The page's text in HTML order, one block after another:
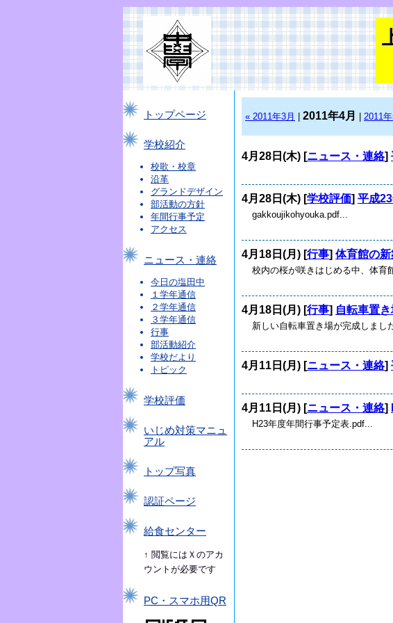
トップページ
学校紹介
校歌・校章
沿革
グランドデザイン
部活動の方針
年間行事予定
アクセス
ニュース・連絡
今日の塩田中
１学年通信
２学年通信
３学年通信
行事
部活動紹介
学校だより
トピック
学校評価
いじめ対策マニュ
アル
トップ写真
認証ページ
給食センター
↑ 閲覧にはＸのアカ
ウントが必要です
PC・スマホ用QR
« 2011年3月 2011年4月 2011
4月28日(木) [ニュース・連絡]
4月28日(木) [学校評価] 平成
gakkoujikohyouka.pdf...
4月18日(月) [行事] 体育館の
校内の桜が咲きはじめる中、体育
4月18日(月) [行事] 自転車置
新しい自転車置き場が完成しまし
4月11日(月) [ニュース・連絡]
4月11日(月) [ニュース・連絡]
H23年度年間行事予定表.pdf...